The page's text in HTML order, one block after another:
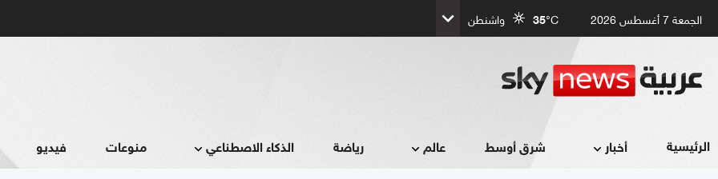
الجمعة 7 أغسطس 2026 35°C واشنطن
الرئيسية أخبار شرق أوسط عالم رياضة الذكاء الاصطناعي منوعات فيديو